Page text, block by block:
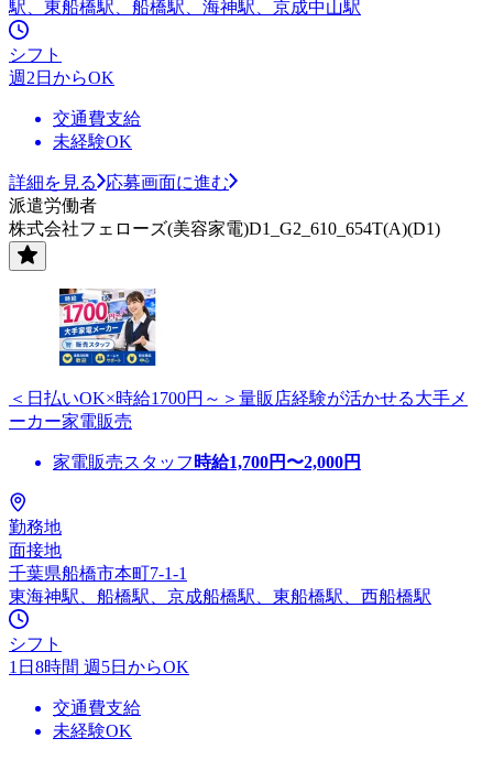
駅、東船橋駅、船橋駅、海神駅、京成中山駅
シフト
週2日からOK
交通費支給
未経験OK
詳細を見る
応募画面に進む
派遣労働者
株式会社フェローズ(美容家電)D1_G2_610_654T(A)(D1)
＜日払いOK×時給1700円～＞量販店経験が活かせる大手メ
ーカー家電販売
家電販売スタッフ 時給1,700円〜2,000円
勤務地
面接地
千葉県船橋市本町7-1-1
東海神駅、船橋駅、京成船橋駅、東船橋駅、西船橋駅
シフト
1日8時間 週5日からOK
交通費支給
未経験OK